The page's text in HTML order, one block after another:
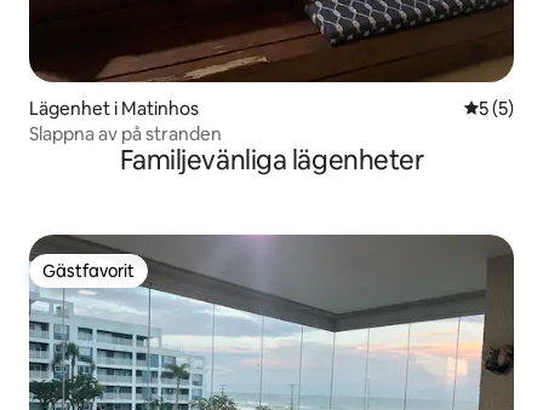
Lägenhet i Matinhos 5 av 5 i
5 (5)
Slappna av på stranden
Familjevänliga lägenheter
Gästfavorit
Gästfavorit